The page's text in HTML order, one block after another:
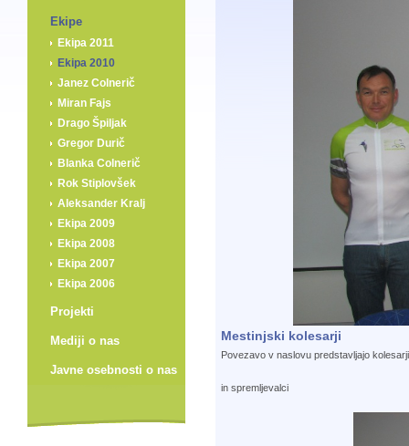
Ekipe
Ekipa 2011
Ekipa 2010
Janez Colnerič
Miran Fajs
Drago Špiljak
Gregor Durič
Blanka Colnerič
Rok Stiplovšek
Aleksander Kralj
Ekipa 2009
Ekipa 2008
Ekipa 2007
Ekipa 2006
Projekti
Mediji o nas
Javne osebnosti o nas
Mestinjski kolesarji
Povezavo v naslovu predstavljajo
in spremljevalci